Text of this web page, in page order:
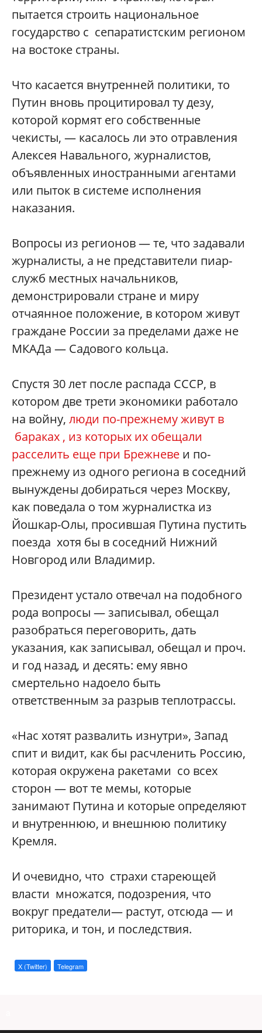
пытается строить национальное
государство с сепаратистским регионом
на востоке страны.
Что касается внутренней политики, то
Путин вновь процитировал ту дезу,
которой кормят его собственные
чекисты, — касалось ли это отравления
Алексея Навального, журналистов,
объявленных иностранными агентами
или пыток в системе исполнения
наказания.
Вопросы из регионов — те, что задавали
журналисты, а не представители пиар-
служб местных начальников,
демонстрировали стране и миру
отчаянное положение, в котором живут
граждане России за пределами даже не
МКАДа — Садового кольца.
Спустя 30 лет после распада СССР, в
котором две трети экономики работало
на войну, люди по-прежнему живут в
бараках , из которых их обещали
расселить еще при Брежневе и по-
прежнему из одного региона в соседний
вынуждены добираться через Москву,
как поведала о том журналистка из
Йошкар-Олы, просившая Путина пустить
поезда хотя бы в соседний Нижний
Новгород или Владимир.
Президент устало отвечал на подобного
рода вопросы — записывал, обещал
разобраться переговорить, дать
указания, как записывал, обещал и проч.
и год назад, и десять: ему явно
смертельно надоело быть
ответственным за разрыв теплотрассы.
«Нас хотят развалить изнутри», Запад
спит и видит, как бы расчленить Россию,
которая окружена ракетами со всех
сторон — вот те мемы, которые
занимают Путина и которые определяют
и внутреннюю, и внешнюю политику
Кремля.
И очевидно, что страхи стареющей
власти множатся, подозрения, что
вокруг предатели— растут, отсюда — и
риторика, и тон, и последствия.
X (Twitter) Telegram